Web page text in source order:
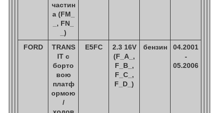
частин
а (FM_
_, FN_
_)
FORD
TRANS
IT c
борто
вою
платф
ормою
/
ходов
E5FC
2.3 16V
(F_A_,
F_B_,
F_C_,
F_D_)
бензин
04.2001
-
05.2006